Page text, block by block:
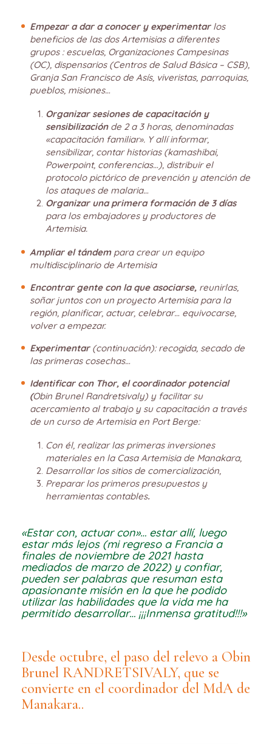
Empezar a dar a conocer y experimentar los
beneficios de las dos Artemisias a diferentes
grupos : escuelas, Organizaciones Campesinas
(OC), dispensarios (Centros de Salud Básica – CSB),
Granja San Francisco de Asís, viveristas, parroquias,
pueblos, misiones…
Organizar sesiones de capacitación y
sensibilización de 2 a 3 horas, denominadas
«capacitación familiar». Y allí informar,
sensibilizar, contar historias (kamashibai,
Powerpoint, conferencias…), distribuir el
protocolo pictórico de prevención y atención de
los ataques de malaria…
Organizar una primera formación de 3 días
para los embajadores y productores de
Artemisia.
Ampliar el tándempara crear un equipo
multidisciplinario de Artemisia
Encontrar gente con la que asociarse, reunirlas,
soñar juntos con un proyecto Artemisia para la
región, planificar, actuar, celebrar… equivocarse,
volver a empezar.
Experimentar (continuación): recogida, secado de
las primeras cosechas…
Identificar con Thor, el coordinador potencial
(Obin Brunel Randretsivaly) y facilitar su
acercamiento al trabajo y su capacitación a través
de un curso de Artemisia en Port Berge:
Con él, realizar las primeras inversiones
materiales en la Casa Artemisia de Manakara,
Desarrollar los sitios de comercialización,
Preparar los primeros presupuestos y
herramientas contables.
«Estar con, actuar con»… estar allí, luego
estar más lejos (mi regreso a Francia a
finales de noviembre de 2021 hasta
mediados de marzo de 2022) y confiar,
pueden ser palabras que resuman esta
apasionante misión en la que he podido
utilizar las habilidades que la vida me ha
permitido desarrollar… ¡¡¡Inmensa gratitud!!!»
Desde octubre, el paso del relevo a Obin
Brunel RANDRETSIVALY, que se
convierte en el coordinador del MdA de
Manakara..